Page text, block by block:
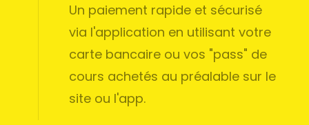
Un paiement rapide et sécurisé
via l'application en utilisant votre
carte bancaire ou vos "pass" de
cours achetés au préalable sur le
site ou l'app.